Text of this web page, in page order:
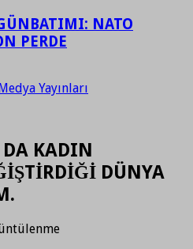
NATO
PERDE
Yayınları
DA KADIN
DÜNYA